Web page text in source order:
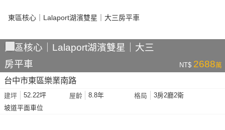
東區核心｜Lalaport湖濱雙星｜大三
房平車
NT$ 2688萬
台中市東區樂業南路
建坪 52.22坪 屋齡 8.8年 格局
3房2廳2衛
坡道平面車位